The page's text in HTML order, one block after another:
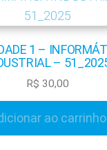
1 –
–
R$ 30,00
ao carrinho